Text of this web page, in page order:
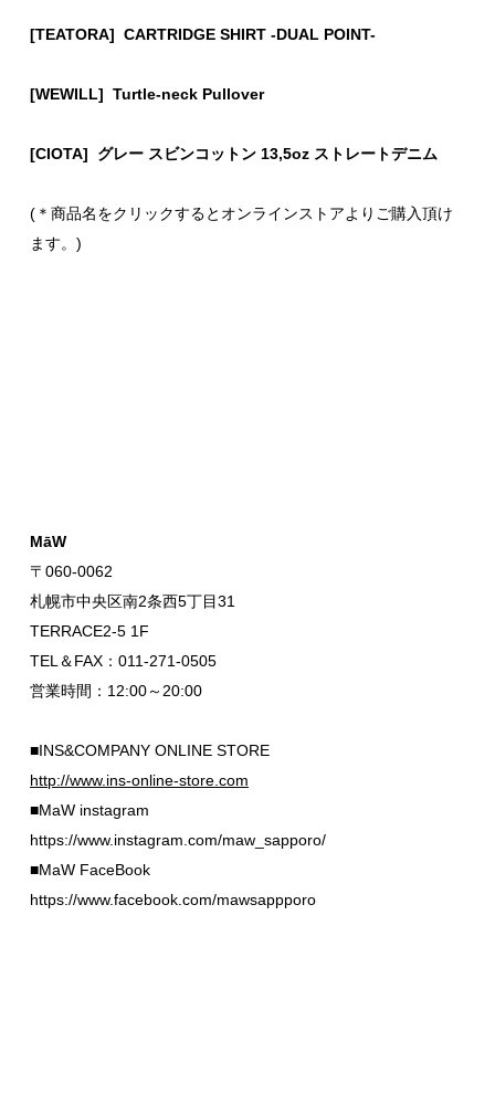
[TEATORA] CARTRIDGE SHIRT -DUAL POINT-
[WEWILL] Turtle-neck Pullover
[CIOTA] グレー スビンコットン 13,5oz ストレートデニム
(＊商品名をクリックするとオンラインストアよりご購入頂け
ます。)
MāW
〒060-0062
札幌市中央区南2条西5丁目31
TERRACE2-5 1F
TEL＆FAX：011-271-0505
営業時間：12:00～20:00
■INS&COMPANY ONLINE STORE
http://www.ins-online-store.com
■MaW instagram
https://www.instagram.com/maw_sapporo/
■MaW FaceBook
https://www.facebook.com/mawsappporo